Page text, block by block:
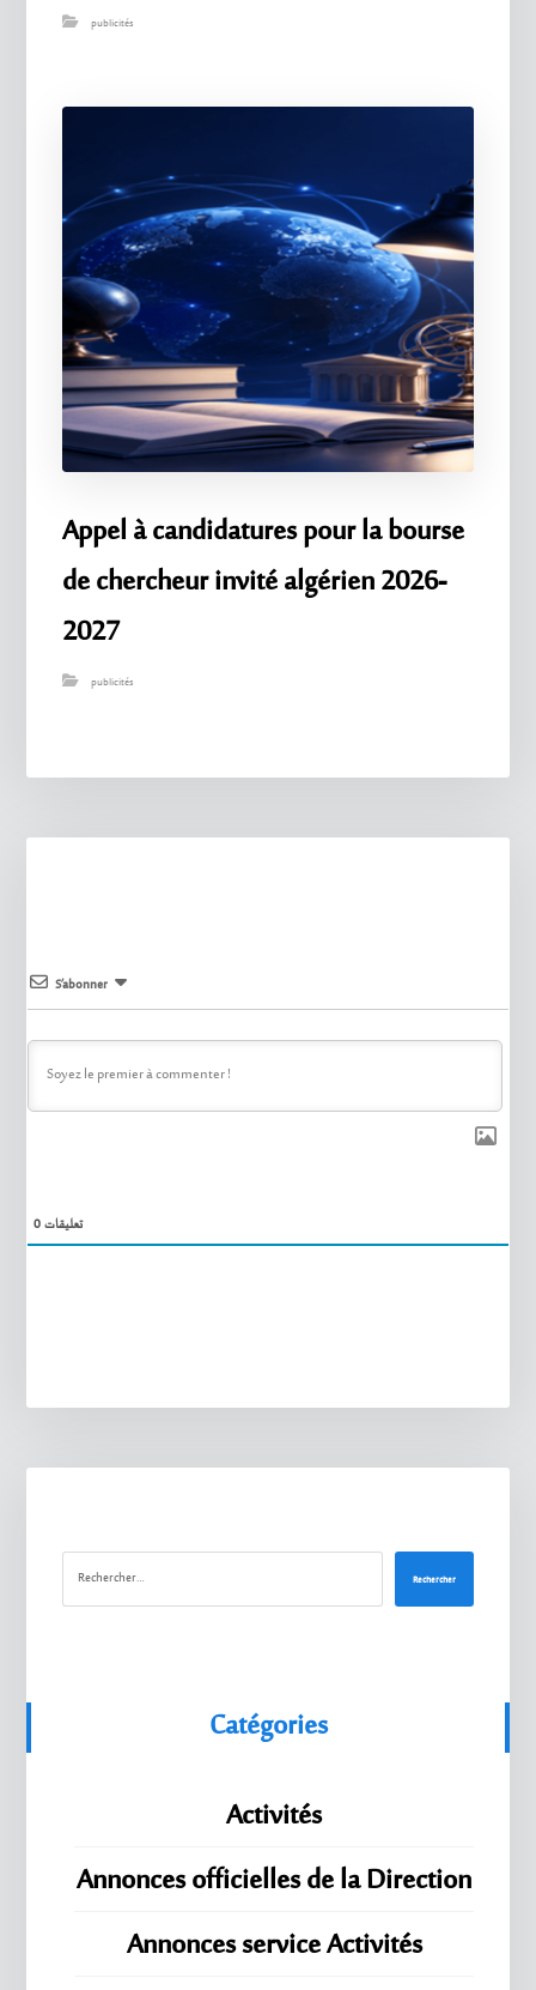
publicités
Appel à candidatures pour la bourse
de chercheur invité algérien 2026-
2027
publicités
S’abonner
0تعليقات
Rechercher
Catégories
Activités
Annonces officielles de la Direction
Annonces service Activités